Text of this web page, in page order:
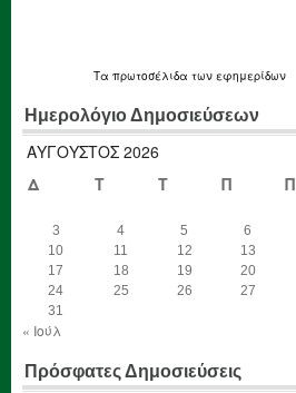
Τα πρωτοσέλιδα των εφημερίδων
Ημερολόγιο Δημοσιεύσεων
ΑΎΓΟΥΣΤΟΣ 2026
Δ
Τ Τ Π Π
3
4 5 6
10
11 12 13
17
18 19 20
24
25 26 27
31
« Ιούλ
Πρόσφατες Δημοσιεύσεις